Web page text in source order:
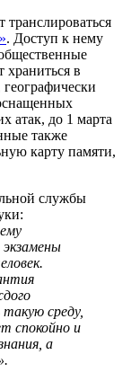
. Доступ к нему
храниться в
атак, до 1 марта
также
карту памяти,
службы
среду,
спокойно и
а